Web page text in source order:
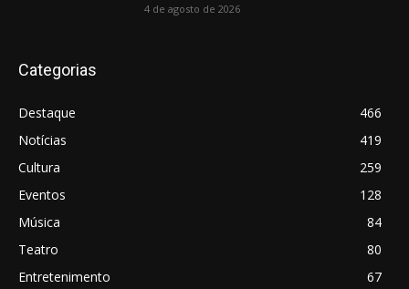
4 de agosto de 2026
Categorias
Destaque
466
Notícias
419
Cultura
259
Eventos
128
Música
84
Teatro
80
Entretenimento
67